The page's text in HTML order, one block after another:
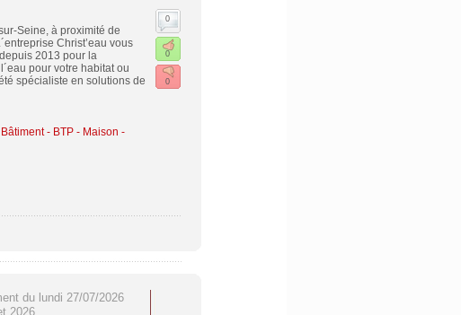
Seine, à proximité de
Christ’eau vous
2013 pour la
pour votre habitat ou
spécialiste en solutions de
- BTP - Maison -
0
0
0
du lundi 27/07/2026
2026